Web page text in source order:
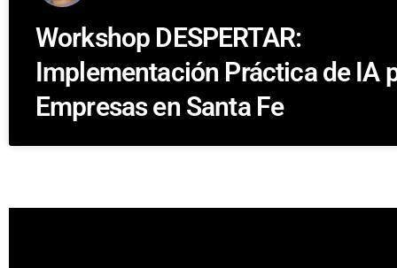
Workshop DESPERTAR:
Implementación Práctica de IA
Empresas en Santa Fe